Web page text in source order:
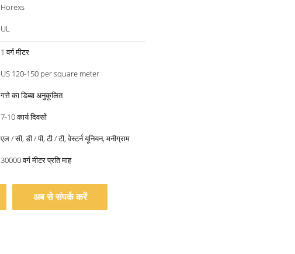
Horexs
UL
1 वर्ग मीटर
US 120-150 per square meter
गत्ते का डिब्बा अनुकूलित
7-10 कार्य दिवसों
एल / सी, डी / पी, टी / टी, वेस्टर्न यूनियन, मनीग्राम
30000 वर्ग मीटर प्रति माह
अब से संपर्क करें